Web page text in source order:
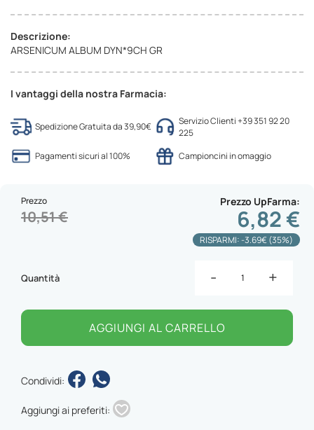
Descrizione:
ARSENICUM ALBUM DYN*9CH GR
I vantaggi della nostra Farmacia:
Spedizione Gratuita da 39,90€
Servizio Clienti +39 351 92 20
225
Pagamenti sicuri al 100%
Campioncini in omaggio
Prezzo UpFarma
6,82 €
Prezzo
10,51 €
RISPARMI: -3.69€ (35%)
Quantità - +
AGGIUNGI AL CARRELLO
Condividi:
Aggiungi ai preferiti: